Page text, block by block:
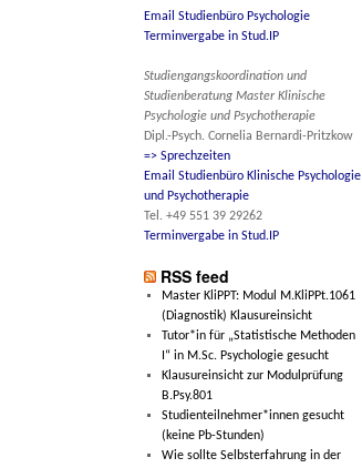
Email Studienbüro Psychologie
Terminvergabe in Stud.IP
Studiengangskoordination und
Studienberatung Master Klinische
Psychologie und Psychotherapie
Dipl.-Psych. Cornelia Bernardi-Pritzkow
=> Sprechzeiten
Email Studienbüro Klinische Psychologie
und Psychotherapie
Tel. +49 551 39 29262
Terminvergabe in Stud.IP
RSS feed
Master KliPPT: Modul M.KliPPt.1061
(Diagnostik) Klausureinsicht
Tutor*in für „Statistische Methoden
I“ in M.Sc. Psychologie gesucht
Klausureinsicht zur Modulprüfung
B.Psy.801
Studienteilnehmer*innen gesucht
(keine Pb-Stunden)
Wie sollte Selbsterfahrung in der